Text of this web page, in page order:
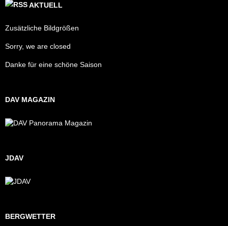
AKTUELL
Zusätzliche Bildgrößen
Sorry, we are closed
Danke für eine schöne Saison
DAV MAGAZIN
JDAV
BERGWETTER